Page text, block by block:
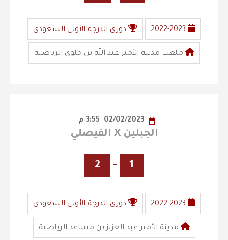
2022-2023 دوري الدرجة الأولى السعودي
ملعب مدينة الأمير عبد الله بن جلوي الرياضية
الجبلين X الفيصلي
1
-
2
2022-2023 دوري الدرجة الأولى السعودي
مدينة الأمير عبد العزيز بن مساعد الرياضية